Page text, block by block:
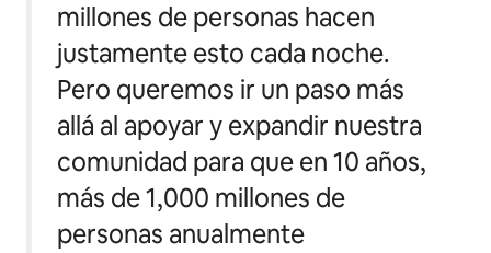
millones de personas hacen
justamente esto cada noche.
Pero queremos ir un paso más
allá al apoyar y expandir nuestra
comunidad para que en 10 años,
más de 1,000 millones de
personas anualmente